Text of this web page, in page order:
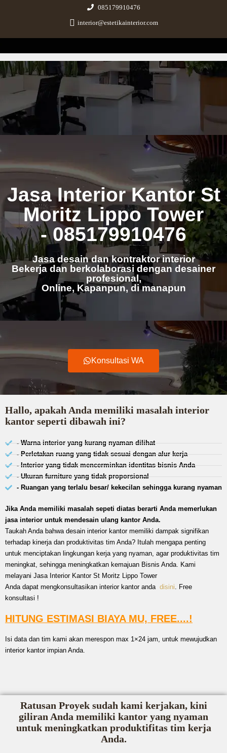
085179910476
interior@estetikainterior.com
Estetika Interior
Design & Build Consultant
Jasa Interior Kantor St
Moritz Lippo Tower
- 085179910476
Jasa desain dan kontraktor interior
Bekerja dan berkolaborasi dengan desainer
profesional,
Online, Kapanpun, di manapun
Konsultasi WA
Hallo, apakah Anda memiliki masalah interior
kantor seperti dibawah ini?
- Warna interior yang kurang nyaman dilihat
- Perletakan ruang yang tidak sesuai dengan alur kerja
- Interior yang tidak mencerminkan identitas bisnis Anda
- Ukuran furniture yang tidak proporsional
- Ruangan yang terlalu besar/ kekecilan sehingga kurang nyaman
Jika Anda memiliki masalah sepeti diatas berarti Anda memerlukan
jasa interior untuk mendesain ulang kantor Anda.
Taukah Anda bahwa desain interior kantor memiliki dampak signifikan
terhadap kinerja dan produktivitas tim Anda? Itulah mengapa penting
untuk menciptakan lingkungan kerja yang nyaman, agar produktivitas tim
meningkat, sehingga meningkatkan kemajuan Bisnis Anda. Kami
melayani Jasa Interior Kantor St Moritz Lippo Tower
Anda dapat mengkonsultasikan interior kantor anda disini. Free
konsultasi !
HITUNG ESTIMASI BIAYA MU, FREE....!
Isi data dan tim kami akan merespon max 1×24 jam, untuk mewujudkan
interior kantor impian Anda.
Ratusan Proyek sudah kami kerjakan, kini
giliran Anda memiliki kantor yang nyaman
untuk meningkatkan produktifitas tim kerja
Anda.